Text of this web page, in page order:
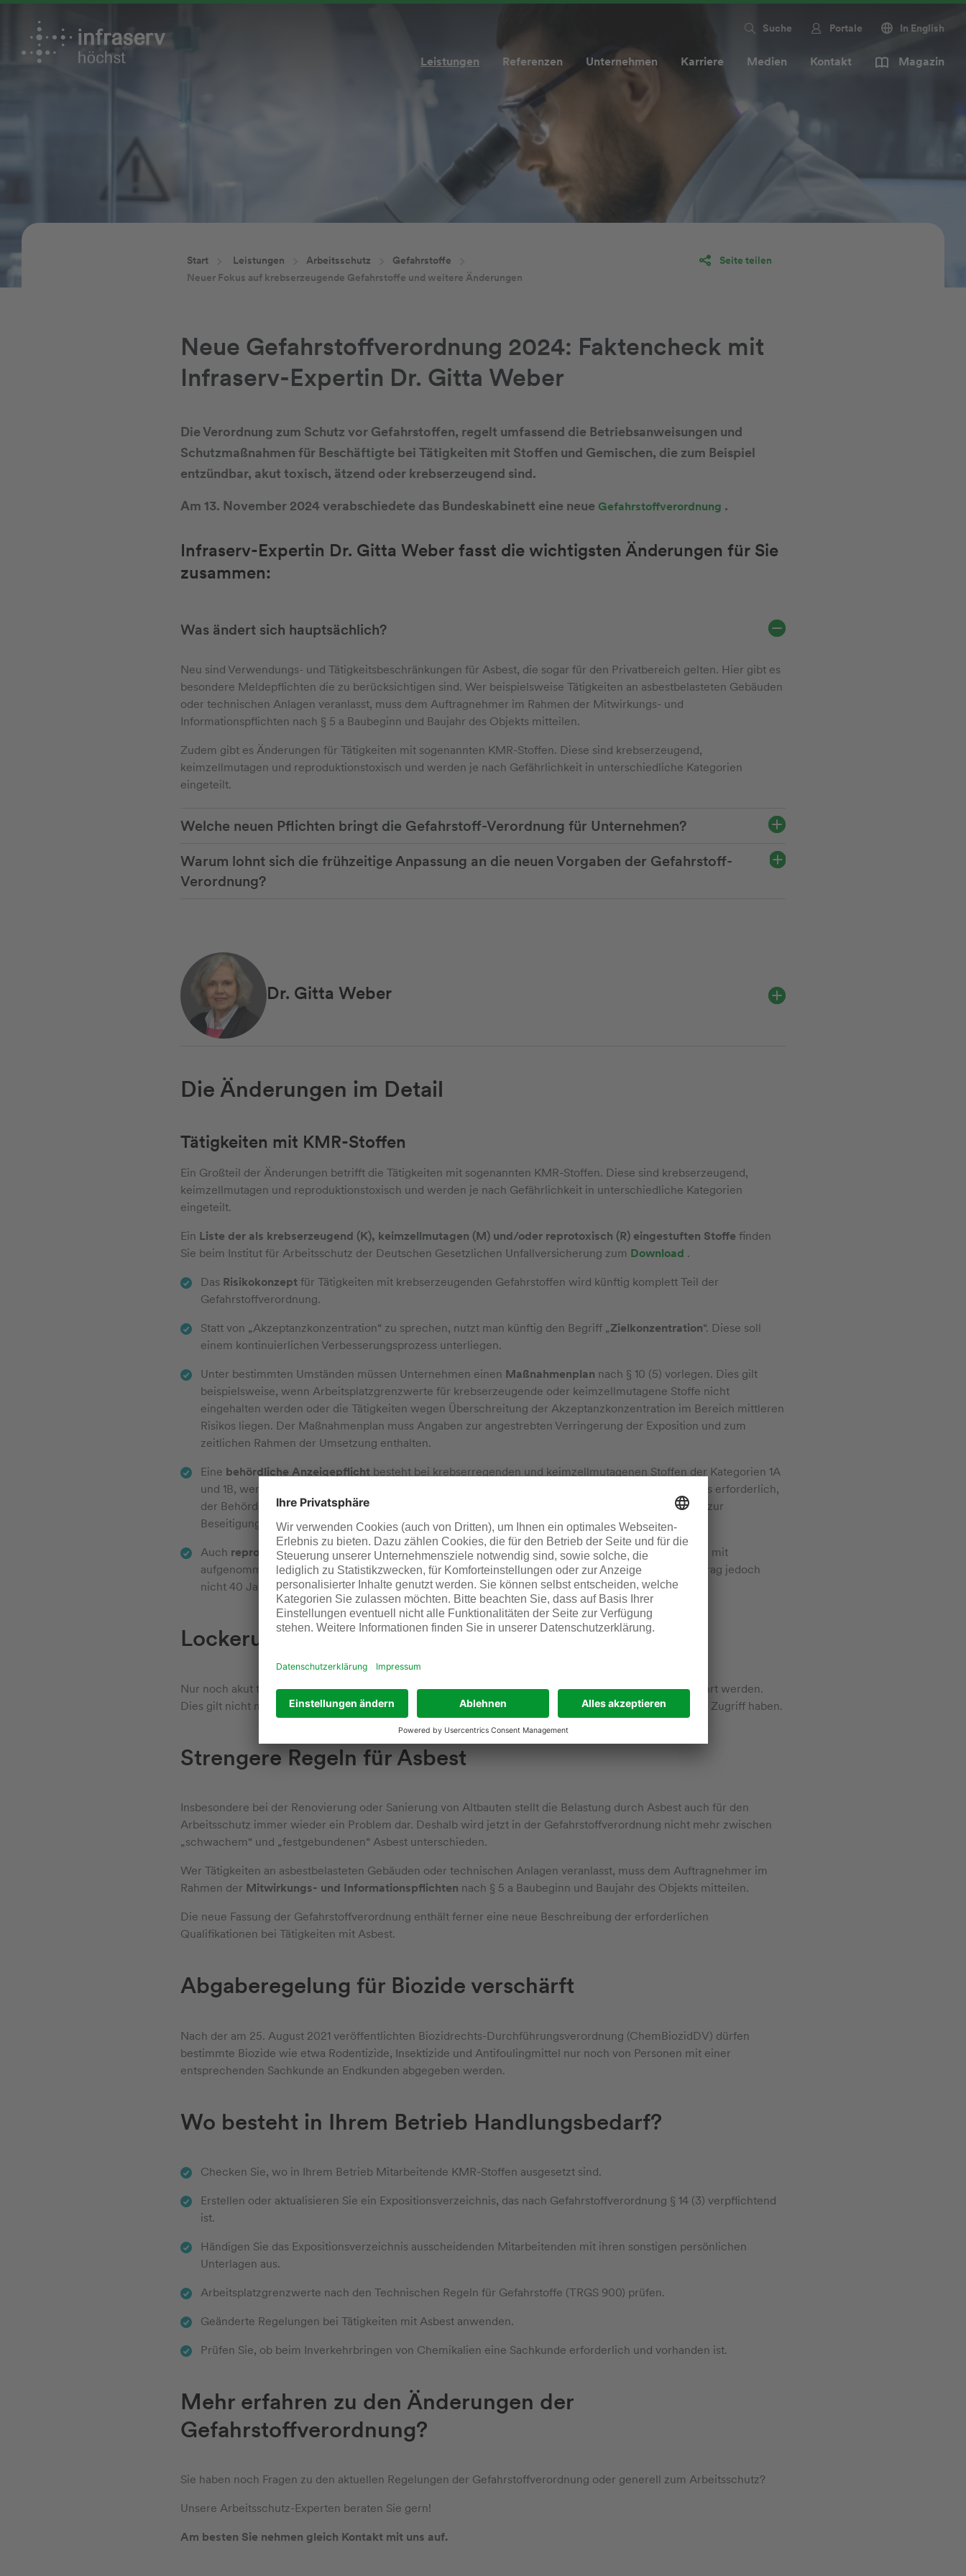
Suche Portale In English
Leistungen Referenzen Unternehmen Karriere Medien Kontakt Magazin
Start Leistungen Arbeitsschutz
Gefahrstoffe
Neuer Fokus auf krebserzeugende Gefahrstoffe und weitere Änderungen
Seite teilen
Neue Gefahrstoffverordnung 2024: Faktencheck mit
Infraserv-Expertin Dr. Gitta Weber
Die Verordnung zum Schutz vor Gefahrstoffen, regelt umfassend die Betriebsanweisungen und
Schutzmaßnahmen für Beschäftigte bei Tätigkeiten mit Stoffen und Gemischen, die zum Beispiel
entzündbar, akut toxisch, ätzend oder krebserzeugend sind.
Am 13. November 2024 verabschiedete das Bundeskabinett eine neue Gefahrstoffverordnung .
Infraserv-Expertin Dr. Gitta Weber fasst die wichtigsten Änderungen für Sie
zusammen:
Was ändert sich hauptsächlich?
Neu sind Verwendungs- und Tätigkeitsbeschränkungen für Asbest, die sogar für den Privatbereich gelten. Hier gibt es
besondere Meldepflichten die zu berücksichtigen sind. Wer beispielsweise Tätigkeiten an asbestbelasteten Gebäuden
oder technischen Anlagen veranlasst, muss dem Auftragnehmer im Rahmen der Mitwirkungs- und
Informationspflichten nach § 5 a Baubeginn und Baujahr des Objekts mitteilen.
Zudem gibt es Änderungen für Tätigkeiten mit sogenannten KMR-Stoffen. Diese sind krebserzeugend,
keimzellmutagen und reproduktionstoxisch und werden je nach Gefährlichkeit in unterschiedliche Kategorien
eingeteilt.
Welche neuen Pflichten bringt die Gefahrstoff-Verordnung für Unternehmen?
Warum lohnt sich die frühzeitige Anpassung an die neuen Vorgaben der Gefahrstoff-
Verordnung?
Dr. Gitta Weber
Die Änderungen im Detail
Tätigkeiten mit KMR-Stoffen
Ein Großteil der Änderungen betrifft die Tätigkeiten mit sogenannten KMR-Stoffen. Diese sind krebserzeugend,
keimzellmutagen und reproduktionstoxisch und werden je nach Gefährlichkeit in unterschiedliche Kategorien
eingeteilt.
Ein Liste der als krebserzeugend (K), keimzellmutagen (M) und/oder reprotoxisch (R) eingestuften Stoffe finden
Sie beim Institut für Arbeitsschutz der Deutschen Gesetzlichen Unfallversicherung zum Download .
Das Risikokonzept für Tätigkeiten mit krebserzeugenden Gefahrstoffen wird künftig komplett Teil der
Gefahrstoffverordnung.
Statt von „Akzeptanzkonzentration“ zu sprechen, nutzt man künftig den Begriff „Zielkonzentration“. Diese soll
einem kontinuierlichen Verbesserungsprozess unterliegen.
Unter bestimmten Umständen müssen Unternehmen einen Maßnahmenplan nach § 10 (5) vorlegen. Dies gilt
beispielsweise, wenn Arbeitsplatzgrenzwerte für krebserzeugende oder keimzellmutagene Stoffe nicht
eingehalten werden oder die Tätigkeiten wegen Überschreitung der Akzeptanzkonzentration im Bereich mittleren
Risikos liegen. Der Maßnahmenplan muss Angaben zur angestrebten Verringerung der Exposition und zum
zeitlichen Rahmen der Umsetzung enthalten.
Eine behördliche Anzeigepflichtbesteht bei krebserregenden und keimzellmutagenen Stoffen der Kategorien 1A
und 1B, wenn Arbeitsplatzgrenzwerte oder Toleranzgrenzwerte überschritten werden. Dann wird es erforderlich,
der Behörde innerhalb von 2 Monaten die gemessenen Expositionen sowie einen Maßnahmenplan zur
Beseitigung der Grenzwertüberschreitungen zukommen zu lassen.
Auch reprotoxische Stoffe (R)der Kategorien 1A und 1B müssen künftig insExpositionsverzeichnis
mit
aufgenommen werden. Anders als bei den KM-Stoffen muss das Verzeichnis nach dem letzten Eintrag jedoch
nicht 40 Jahre, sondern nur 5 Jahre aufbewahrt werden.
Lockerung bei der Lagerung giftiger Stoffe
Nur noch akut toxische Stoffe und Gemische der Kategorien 1, 2 und 3 müssen unter Verschluss verwahrt werden.
Dies gilt nicht mehr für KMR-Stoffe der Kategorien 1A und 1B, solange nur fachkundige Personen darauf Zugriff haben.
Strengere Regeln für Asbest
Insbesondere bei der Renovierung oder Sanierung von Altbauten stellt die Belastung durch Asbest auch für den
Arbeitsschutz immer wieder ein Problem dar. Deshalb wird jetzt in der Gefahrstoffverordnung nicht mehr zwischen
„schwachem“ und „festgebundenen“ Asbest unterschieden.
Wer Tätigkeiten an asbestbelasteten Gebäuden oder technischen Anlagen veranlasst, muss dem Auftragnehmer im
Rahmen der Mitwirkungs- und Informationspflichten nach § 5 a Baubeginn und Baujahr des Objekts mitteilen.
Die neue Fassung der Gefahrstoffverordnung enthält ferner eine neue Beschreibung der erforderlichen
Qualifikationen bei Tätigkeiten mit Asbest.
Abgaberegelung für Biozide verschärft
Nach der am 25. August 2021 veröffentlichten Biozidrechts-Durchführungsverordnung (ChemBiozidDV) dürfen
bestimmte Biozide wie etwa Rodentizide, Insektizide und Antifoulingmittel nur noch von Personen mit einer
entsprechenden Sachkunde an Endkunden abgegeben werden.
Wo besteht in Ihrem Betrieb Handlungsbedarf?
Checken Sie, wo in Ihrem Betrieb Mitarbeitende KMR-Stoffen ausgesetzt sind.
Erstellen oder aktualisieren Sie ein Expositionsverzeichnis, das nach Gefahrstoffverordnung § 14 (3) verpflichtend
ist.
Händigen Sie das Expositionsverzeichnis ausscheidenden Mitarbeitenden mit ihren sonstigen persönlichen
Unterlagen aus.
Arbeitsplatzgrenzwerte nach den Technischen Regeln für Gefahrstoffe (TRGS 900) prüfen.
Geänderte Regelungen bei Tätigkeiten mit Asbest anwenden.
Prüfen Sie, ob beim Inverkehrbringen von Chemikalien eine Sachkunde erforderlich und vorhanden ist.
Mehr erfahren zu den Änderungen der
Gefahrstoffverordnung?
Sie haben noch Fragen zu den aktuellen Regelungen der Gefahrstoffverordnung oder generell zum Arbeitsschutz?
Unsere Arbeitsschutz-Experten beraten Sie gern!
Am besten Sie nehmen gleich Kontakt mit uns auf.